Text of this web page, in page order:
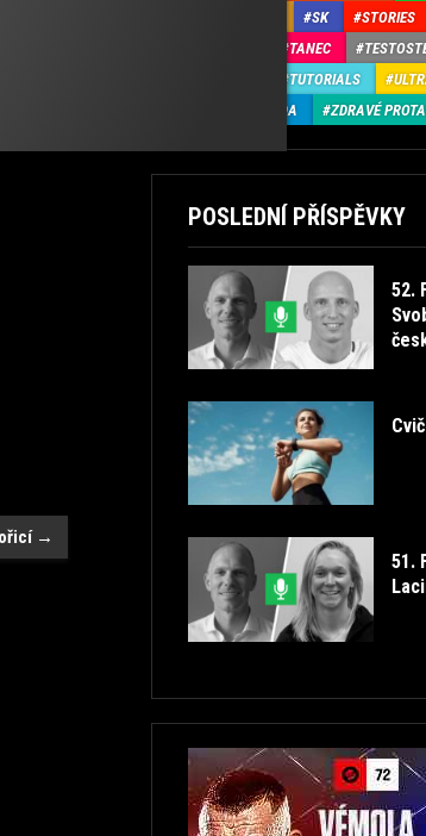
→
SK STORIES
TANEC
TUTORIALS
ZDRAVÁ ZÁDA
ZDRAVÉ
POSLEDNÍ PŘÍSPĚVKY
52.
51.